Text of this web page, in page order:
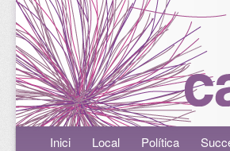
Menú principalAneu al contingut principal
Aneu al contingut secundari
Inici Local Política